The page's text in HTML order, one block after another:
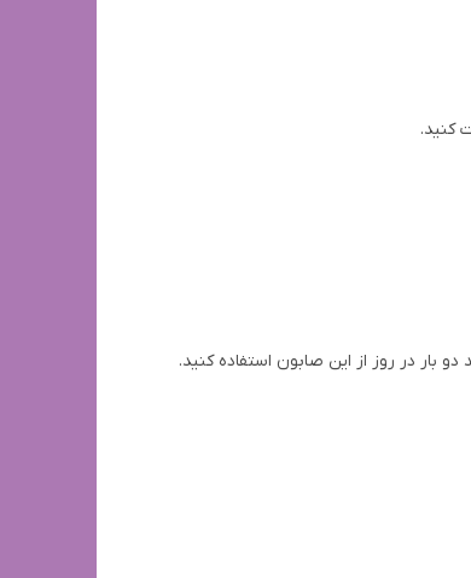
کنید.
در روز از این صابون استفاده کنید.